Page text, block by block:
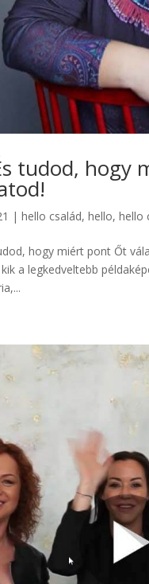
tudod, hogy
|hello család,hello,hello
hogy miért pont Őt
a legkedveltebb